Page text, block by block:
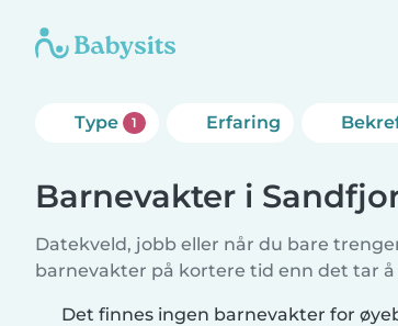
Type 1 Erfaring
Barnevakter i
Datekveld, jobb eller når du bare
barnevakter på kortere tid enn det tar
Det finnes ingen barnevakter for